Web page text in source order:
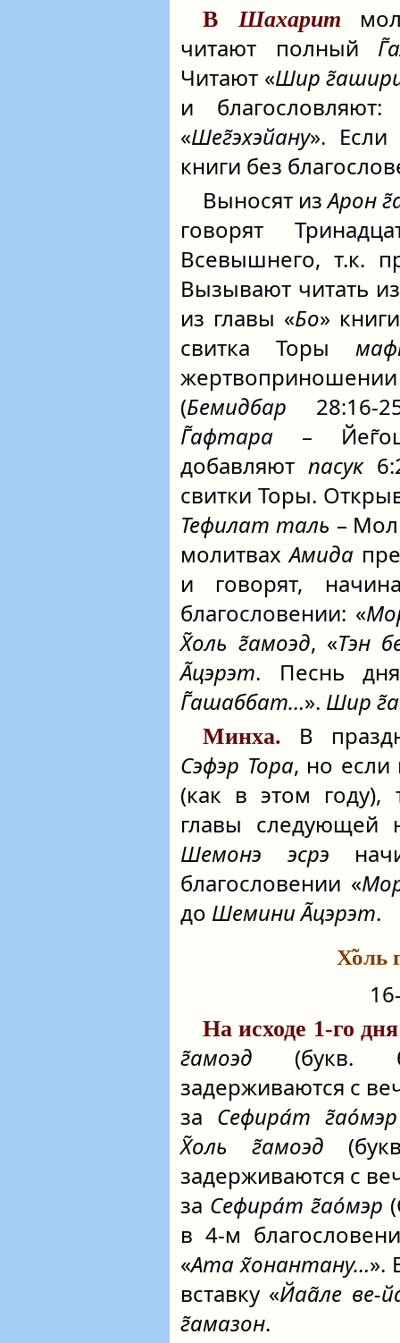
ВШахарит
читают полный
Читают «Шир
и благословляют:
«Шег̃эхэйану».
книги без
Выносят изАрон
говорят
Всевышнего, т.к.
Вызывают читать
из главы «Бо»
свитка Торы
(Бемидбар 28:16-
Г̃афтара –
добавляютпасук
свитки Торы.
Тефилат таль –
молитвахАмида
и говорят,
благословении: «
Х̃оль г̃амоэд, «Тэн
А̃цэрэт. Песнь
Г̃ашаббат…». Шир
Минха.
В
Сэфэр Тора, но если
(как в этом
главы следующей
Шемонэ эсрэ
благословении «
до Шемини А̃цэрэт.
Х̃оль
На исходе 1-го
г̃амоэд (букв.
задерживаются с
за Сефира́т г̃ао́мэр
Х̃оль г̃амоэд
задерживаются с
за Сефира́т г̃ао́мэр
в 4-м
«Ата х̃онантану…».
вставку «Йаа̃ле ве-
г̃амазон.